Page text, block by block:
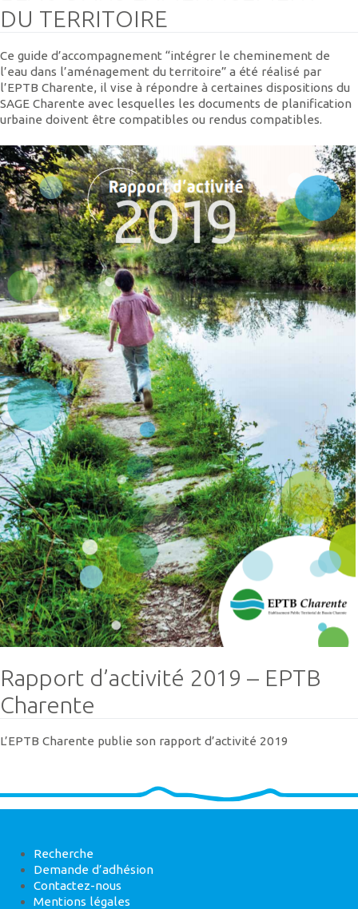
DU TERRITOIRE
Ce guide d’accompagnement “intégrer le cheminement de
l’eau dans l’aménagement du territoire” a été réalisé par
l’EPTB Charente, il vise à répondre à certaines dispositions du
SAGE Charente avec lesquelles les documents de planification
urbaine doivent être compatibles ou rendus compatibles.
Rapport d’activité 2019 – EPTB
Charente
L’EPTB Charente publie son rapport d’activité 2019
Recherche
Demande d’adhésion
Contactez-nous
Mentions légales